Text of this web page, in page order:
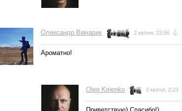
Олександр Вівчарик 2 квітня, 23:56
Ароматно!
Oleg Kirienko 3 квітня, 2:23